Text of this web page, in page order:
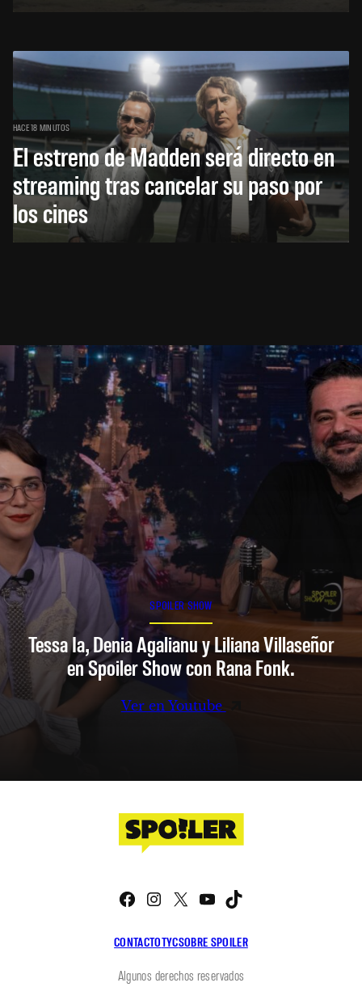
HACE 18 MINUTOS
El estreno de Madden será directo en
streaming tras cancelar su paso por
los cines
SPOILER SHOW
Tessa Ia, Denia Agalianu y Liliana Villaseñor
en Spoiler Show con Rana Fonk.
Ver en Youtube
CONTACTOTYCSOBRE SPOILER
Facebook
Instagram
X YouTube
Algunos derechos reservados